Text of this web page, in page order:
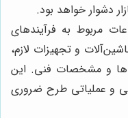
دشوار خواهد بود.
مربوط به فرآیندهای
و تجهیزات لازم،
و مشخصات فنی. این
و عملیاتی طرح ضروری